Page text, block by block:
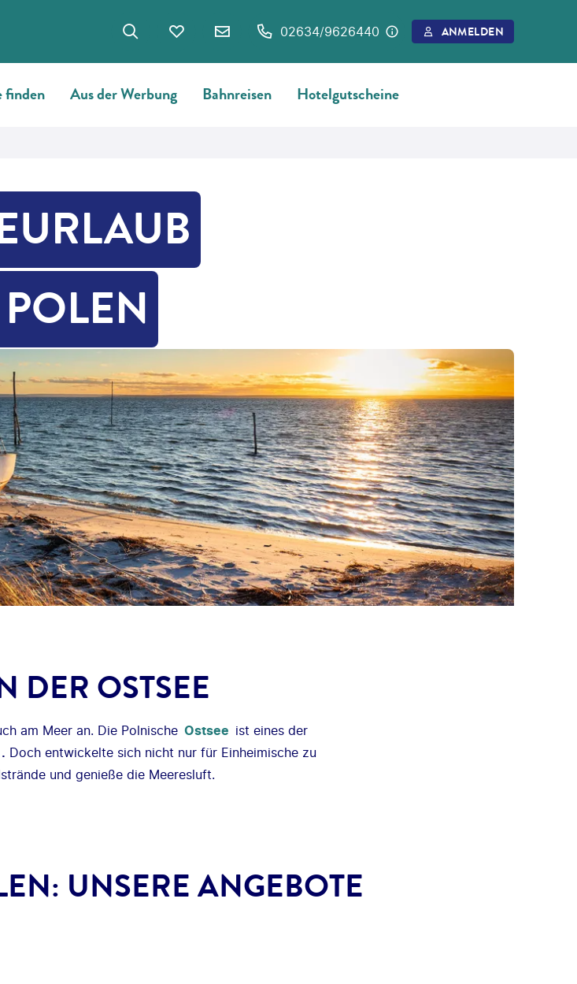
02634/9626440 ANMELDEN
finden Aus der Werbung Bahnreisen Hotelgutscheine
DER OSTSEE
am Meer an. Die Polnische Ostsee ist eines der
. Doch entwickelte sich nicht nur für Einheimische zu
und genieße die Meeresluft.
UNSERE ANGEBOTE